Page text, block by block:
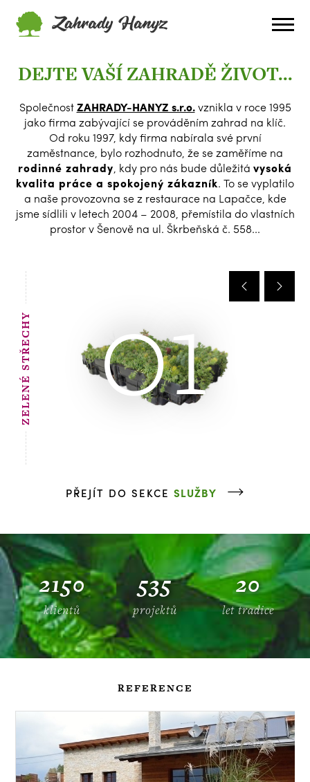
DEJTE VAŠÍ ZAHRADĚ ŽIVOT...
SpolečnostZAHRADY-HANYZ s.r.o.vznikla v roce 1995
jako firma zabývající se prováděním zahrad na klíč.
Od roku 1997, kdy firma nabírala své první
zaměstnance, bylo rozhodnuto, že se zaměříme na
rodinné zahrady, kdy pro nás bude důležitá vysoká
kvalita práce a spokojený zákazník. To se vyplatilo
a naše provozovna se z restaurace na Lapačce, kde
jsme sídlili v letech 2004 – 2008, přemístila do vlastních
prostor v Šenově na ul. Škrbeňská č. 558...
ZELENÉ STŘECHY 01
PŘEJÍT DO SEKCE SLUŽBY
2150
klientů
535
projektů
20
let tradice
REFERENCE